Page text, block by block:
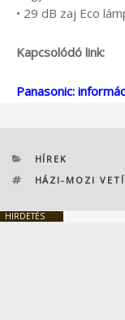
• 29 dB zaj Eco
Kapcsolódó link:
Panasonic:
KATEGÓRIÁK
HÍREK
CÍMKÉK
HÁZI-MOZI
HIRDETÉS